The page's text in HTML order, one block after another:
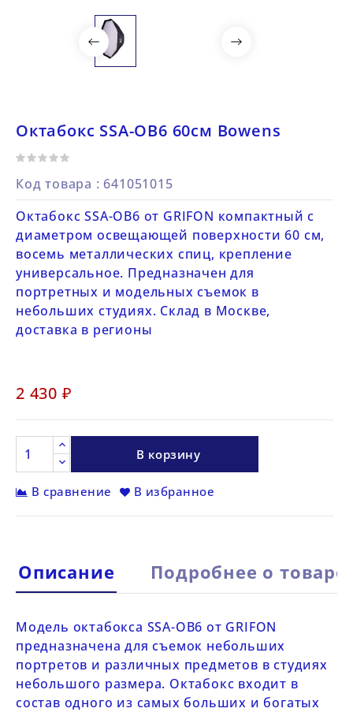
Октабокс SSA-OB6 60см Bowens
Код товара : 641051015
Октабокс SSA-OB6 от GRIFON компактный с
диаметром освещающей поверхности 60 см,
восемь металлических спиц, крепление
универсальное. Предназначен для
портретных и модельных съемок в
небольших студиях. Склад в Москве,
доставка в регионы
2 430 ₽
В корзину
В сравнение В избранное
Описание Подробнее о товаре
Модель октабокса SSA-OB6 от GRIFON
предназначена для съемок небольших
портретов и различных предметов в студиях
небольшого размера. Октабокс входит в
состав одного из самых больших и богатых